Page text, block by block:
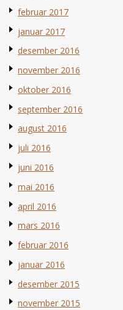
februar 2017
januar 2017
desember 2016
november 2016
oktober 2016
september 2016
august 2016
juli 2016
juni 2016
mai 2016
april 2016
mars 2016
februar 2016
januar 2016
desember 2015
november 2015